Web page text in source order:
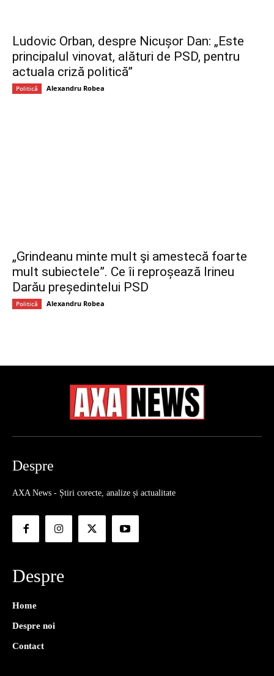
Ludovic Orban, despre Nicușor Dan: „Este
principalul vinovat, alături de PSD, pentru
actuala criză politică”
Politică Alexandru Robea
„Grindeanu minte mult şi amestecă foarte
mult subiectele”. Ce îi reproșează Irineu
Darău președintelui PSD
Politică Alexandru Robea
Despre
AXA News - Știri corecte, analize și actualitate
Despre
Home
Despre noi
Contact